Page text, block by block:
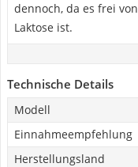
dennoch, da es frei
Laktose ist.
Technische Details
Modell
Einnahmeempfehlung
Herstellungsland